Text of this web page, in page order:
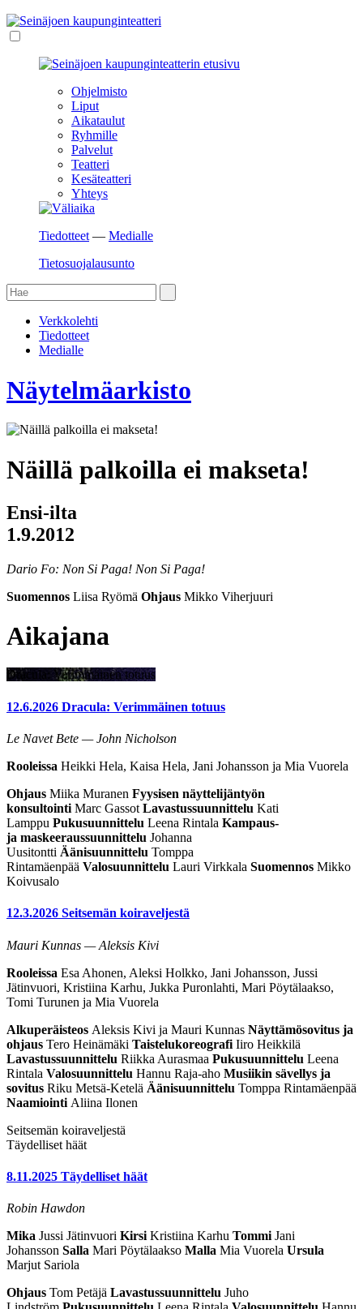
Ohjelmisto
Liput
Aikataulut
Ryhmille
Palvelut
Teatteri
Kesäteatteri
Yhteys
Tiedotteet — Medialle
Tietosuojalausunto
Verkkolehti
Tiedotteet
Medialle
Näytelmä­arkisto
Näillä palkoilla ei makseta!
Ensi-ilta
1.9.2012
Dario Fo: Non Si Paga! Non Si Paga!
Suomennos Liisa Ryömä Ohjaus Mikko Viherjuuri
Aikajana
Dracula: Verimmäinen totuus
12.6.2026 Dracula: Verimmäinen totuus
Le Navet Bete — John Nicholson
Rooleissa Heikki Hela, Kaisa Hela, Jani Johansson ja Mia Vuorela
Ohjaus Miika Muranen Fyysisen näyttelijäntyön
konsultointi Marc Gassot Lavastussuunnittelu Kati
Lamppu Pukusuunnittelu Leena Rintala Kampaus-
ja maskeeraussuunnittelu Johanna
Uusitontti Äänisuunnittelu Tomppa
Rintamäenpää Valosuunnittelu Lauri Virkkala Suomennos Mikko
Koivusalo
12.3.2026 Seitsemän koiraveljestä
Mauri Kunnas — Aleksis Kivi
Rooleissa Esa Ahonen, Aleksi Holkko, Jani Johansson, Jussi
Jätinvuori, Kristiina Karhu, Jukka Puronlahti, Mari Pöytälaakso,
Tomi Turunen ja Mia Vuorela
Alkuperäisteos Aleksis Kivi ja Mauri Kunnas Näyttämösovitus ja
ohjaus Tero Heinämäki Taistelukoreografi Iiro Heikkilä
Lavastussuunnittelu Riikka Aurasmaa Pukusuunnittelu Leena
Rintala Valosuunnittelu Hannu Raja-aho Musiikin sävellys ja
sovitus Riku Metsä-Ketelä Äänisuunnittelu Tomppa Rintamäenpää
Naamiointi Aliina Ilonen
Seitsemän koiraveljestä
Täydelliset häät
8.11.2025 Täydelliset häät
Robin Hawdon
Mika Jussi Jätinvuori Kirsi Kristiina Karhu Tommi Jani
Johansson Salla Mari Pöytälaakso Malla Mia Vuorela Ursula
Marjut Sariola
Ohjaus Tom Petäjä Lavastussuunnittelu Juho